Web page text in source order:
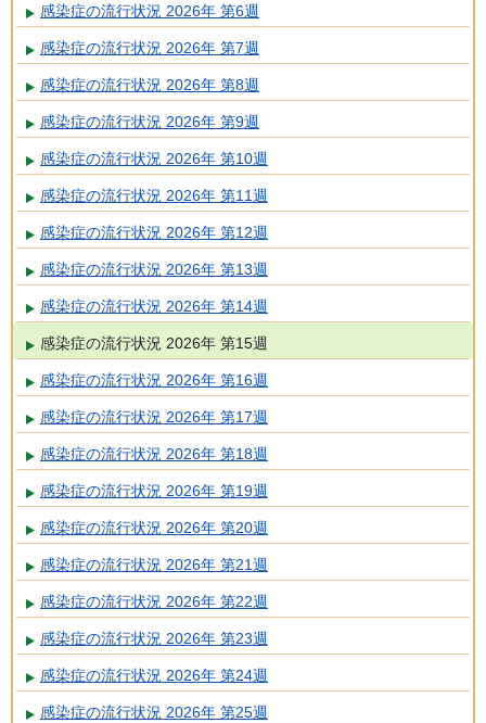
感染症の流行状況 2026年 第6週
感染症の流行状況 2026年 第7週
感染症の流行状況 2026年 第8週
感染症の流行状況 2026年 第9週
感染症の流行状況 2026年 第10週
感染症の流行状況 2026年 第11週
感染症の流行状況 2026年 第12週
感染症の流行状況 2026年 第13週
感染症の流行状況 2026年 第14週
感染症の流行状況 2026年 第15週
感染症の流行状況 2026年 第16週
感染症の流行状況 2026年 第17週
感染症の流行状況 2026年 第18週
感染症の流行状況 2026年 第19週
感染症の流行状況 2026年 第20週
感染症の流行状況 2026年 第21週
感染症の流行状況 2026年 第22週
感染症の流行状況 2026年 第23週
感染症の流行状況 2026年 第24週
感染症の流行状況 2026年 第25週